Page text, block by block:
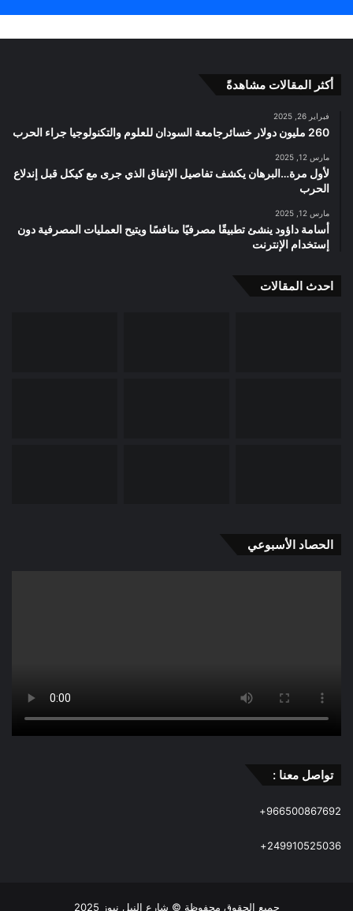
أكثر المقالات مشاهدةً
فبراير 26, 2025
260 مليون دولار خسائرجامعة السودان للعلوم والتكنولوجيا جراء الحرب
مارس 12, 2025
لأول مرة…البرهان يكشف تفاصيل الإتفاق الذي جرى مع كيكل قبل إندلاع
الحرب
مارس 12, 2025
أسامة داؤود ينشئ تطبيقًا مصرفيًا منافسًا ويتيح العمليات المصرفية دون
إستخدام الإنترنت
احدث المقالات
الحصاد الأسبوعي
تواصل معنا :
966500867692+
249910525036+
جميع الحقوق محفوظة © شارع النيل نيوز 2025